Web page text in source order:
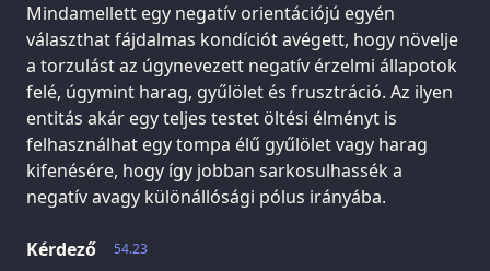
Mindamellett egy negatív orientációjú egyén
választhat fájdalmas kondíciót avégett, hogy növelje
a torzulást az úgynevezett negatív érzelmi állapotok
felé, úgymint harag, gyűlölet és frusztráció. Az ilyen
entitás akár egy teljes testet öltési élményt is
felhasználhat egy tompa élű gyűlölet vagy harag
kifenésére, hogy így jobban sarkosulhassék a
negatív avagy különállósági pólus irányába.
54.23
Kérdező